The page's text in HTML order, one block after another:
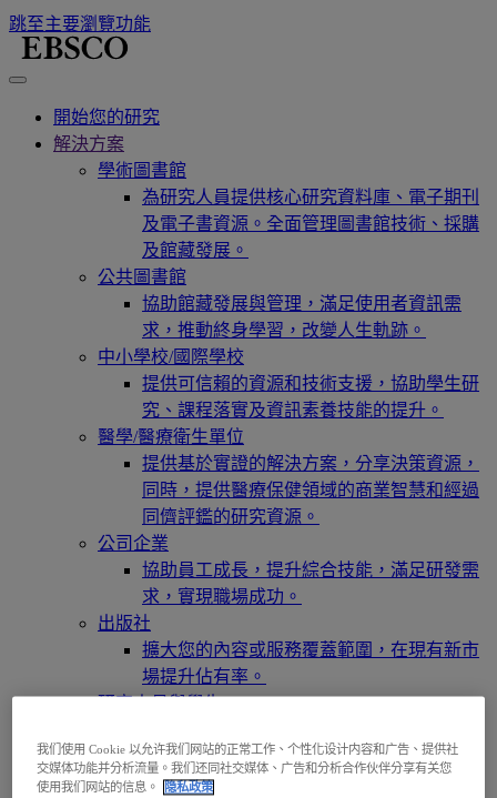
跳至主要瀏覽功能
開始您的研究
解決方案
學術圖書館
為研究人員提供核心研究資料庫、電子期刊
及電子書資源。全面管理圖書館技術、採購
及館藏發展。
公共圖書館
協助館藏發展與管理，滿足使用者資訊需
求，推動終身學習，改變人生軌跡。
中小學校/國際學校
提供可信賴的資源和技術支援，協助學生研
究、課程落實及資訊素養技能的提升。
醫學/醫療衛生單位
提供基於實證的解決方案，分享決策資源，
同時，提供醫療保健領域的商業智慧和經過
同儕評鑑的研究資源。
公司企業
協助員工成長，提升綜合技能，滿足研發需
求，實現職場成功。
出版社
擴大您的內容或服務覆蓋範圍，在現有新市
場提升佔有率。
研究人員與學生
啟您的研究之旅。
訪問EBSCOhost
我们使用 Cookie 以允许我们网站的正常工作、个性化设计内容和广告、提供社
交媒体功能并分析流量。我们还同社交媒体、广告和分析合作伙伴分享有关您
使用我们网站的信息。
隐私政策